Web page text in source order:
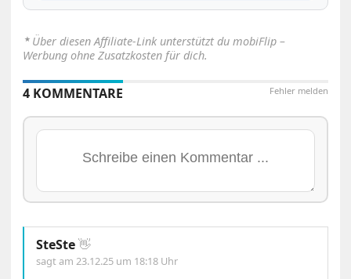
⋆ Über diesen Affiliate-Link unterstützt du mobiFlip –
Werbung ohne Zusatzkosten für dich.
Fehler melden
4 KOMMENTARE
SteSte👋
sagt am23.12.25 um 18:18 Uhr